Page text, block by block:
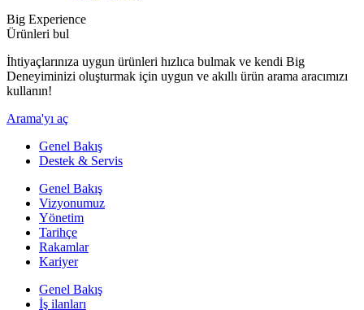
Big Experience
Ürünleri bul
İhtiyaçlarınıza uygun ürünleri hızlıca bulmak ve kendi Big
Deneyiminizi oluşturmak için uygun ve akıllı ürün arama aracımızı
kullanın!
Arama'yı aç
Genel Bakış
Destek & Servis
Genel Bakış
Vizyonumuz
Yönetim
Tarihçe
Rakamlar
Kariyer
Genel Bakış
İş ilanları